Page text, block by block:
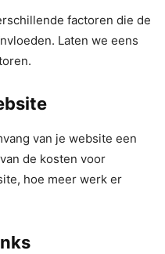
factoren die de
Laten we eens
van je website een
de kosten voor
hoe meer werk er